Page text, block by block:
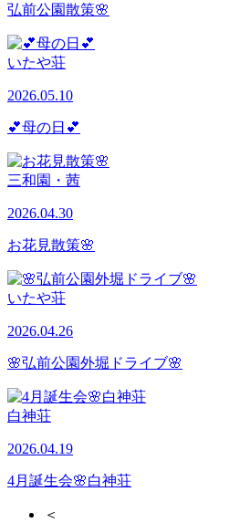
弘前公園散策🌸
いたや荘
2026.05.10
💕母の日💕
三和園・茜
2026.04.30
お花見散策🌸
いたや荘
2026.04.26
🌸弘前公園外堀ドライブ🌸
白神荘
2026.04.19
4月誕生会🌸白神荘
＜